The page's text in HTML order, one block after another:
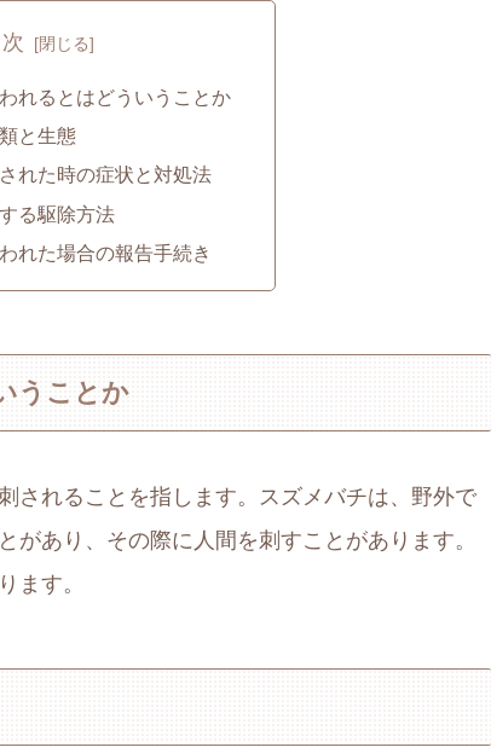
れるとはどういうことか
と生態
れた時の症状と対処法
る駆除方法
れた場合の報告手続き
うことか
されることを指します。スズメバチは、野外で
あり、その際に人間を刺すことがあります。
ます。